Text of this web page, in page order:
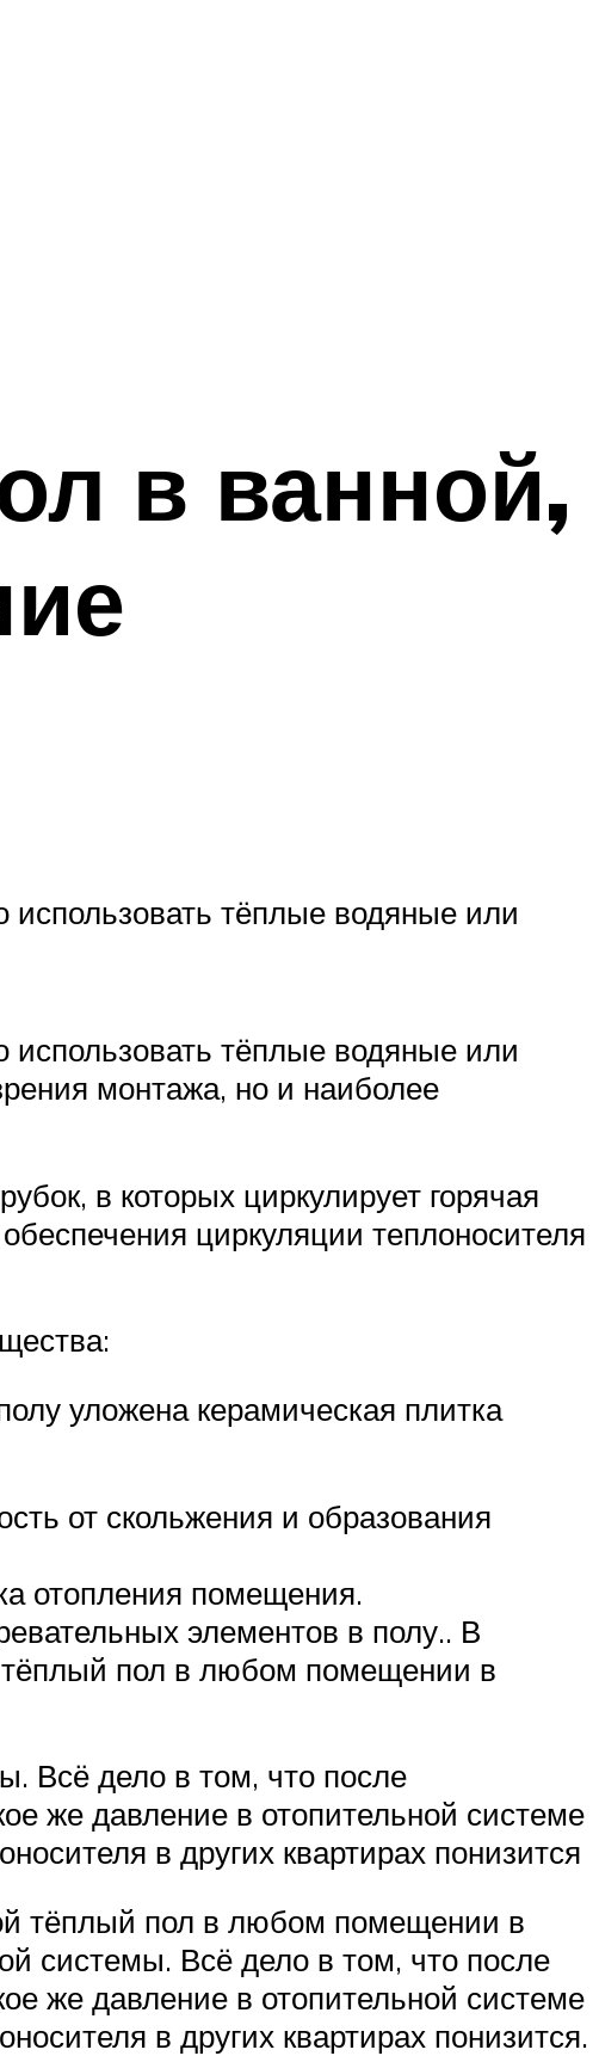
в ванной,
тёплые водяные или
тёплые водяные или
монтажа, но и наиболее
в которых циркулирует горячая
циркуляции теплоносителя
уложена керамическая плитка
от скольжения и образования
отопления помещения.
элементов в полу.. В
тёплый пол в любом помещении в
Всё дело в том, что после
же давление в отопительной системе
в других квартирах понизится
тёплый пол в любом помещении в
системы. Всё дело в том, что после
же давление в отопительной системе
в других квартирах понизится.